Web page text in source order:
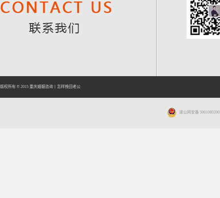
版权所有 © 2015 重庆婚姻咨询 怎样挽回老公
渝公网安备